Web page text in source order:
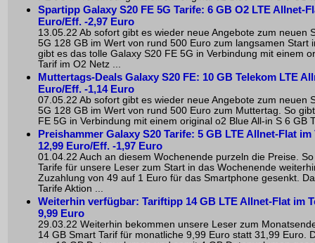
Spartipp Galaxy S20 FE 5G Tarife: 6 GB O2 LTE Allnet-
Euro/Eff. -2,97 Euro
13.05.22 Ab sofort gibt es wieder neue Angebote zum neuen
5G 128 GB im Wert von rund 500 Euro zum langsamen Start
gibt es das tolle Galaxy S20 FE 5G in Verbindung mit einem
Tarif im O2 Netz ...
Muttertags-Deals Galaxy S20 FE: 10 GB Telekom LTE
Euro/Eff. -1,14 Euro
07.05.22 Ab sofort gibt es wieder neue Angebote zum neuen
5G 128 GB im Wert von rund 500 Euro zum Muttertag. So
FE 5G in Verbindung mit einem original o2 Blue All-in S 6 GB
Preishammer Galaxy S20 Tarife: 5 GB LTE Allnet-Flat
12,99 Euro/Eff. -1,97 Euro
01.04.22 Auch an diesem Wochenende purzeln die Preise.
Tarife für unsere Leser zum Start in das Wochenende
Zuzahlung von 49 auf 1 Euro für das Smartphone gesenkt.
Tarife Aktion ...
Weiterhin verfügbar: Tariftipp 14 GB LTE Allnet-Flat im
9,99 Euro
29.03.22 Weiterhin bekommen unsere Leser zum
14 GB Smart Tarif für monatliche 9,99 Euro statt 31,99 Euro.